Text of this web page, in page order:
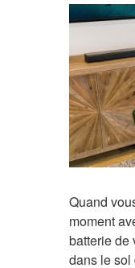
Quand
moment
batterie de
dans le sol